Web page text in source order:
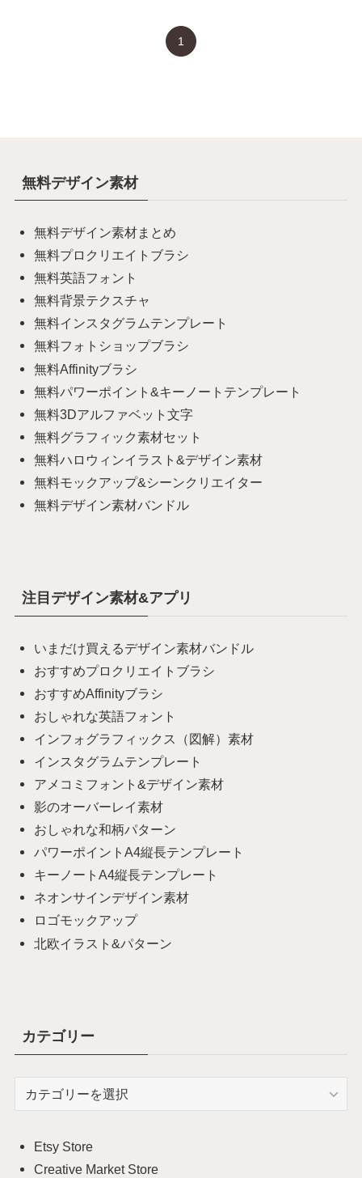
1
無料デザイン素材
無料デザイン素材まとめ
無料プロクリエイトブラシ
無料英語フォント
無料背景テクスチャ
無料インスタグラムテンプレート
無料フォトショップブラシ
無料Affinityブラシ
無料パワーポイント&キーノートテンプレート
無料3Dアルファベット文字
無料グラフィック素材セット
無料ハロウィンイラスト&デザイン素材
無料モックアップ&シーンクリエイター
無料デザイン素材バンドル
注目デザイン素材&アプリ
いまだけ買えるデザイン素材バンドル
おすすめプロクリエイトブラシ
おすすめAffinityブラシ
おしゃれな英語フォント
インフォグラフィックス（図解）素材
インスタグラムテンプレート
アメコミフォント&デザイン素材
影のオーバーレイ素材
おしゃれな和柄パターン
パワーポイントA4縦長テンプレート
キーノートA4縦長テンプレート
ネオンサインデザイン素材
ロゴモックアップ
北欧イラスト&パターン
カテゴリー
リ
ー
Etsy Store
Creative Market Store